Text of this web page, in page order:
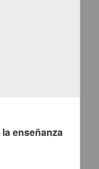
enseñanza